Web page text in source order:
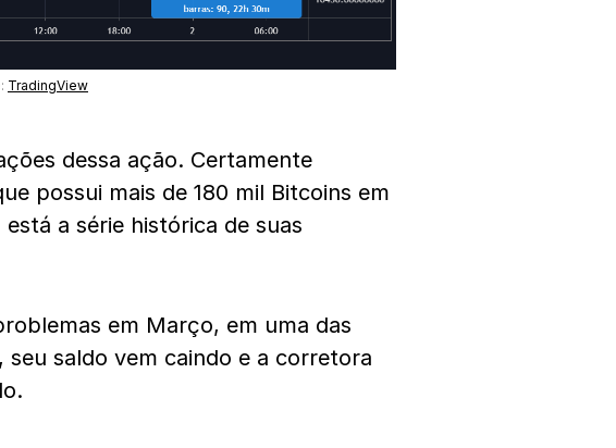
TradingView
dessa ação. Certamente
possui mais de 180 mil Bitcoins em
a série histórica de suas
em Março, em uma das
seu saldo vem caindo e a corretora